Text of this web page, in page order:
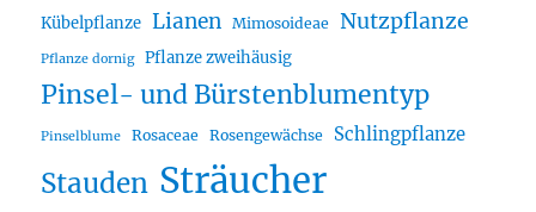
Kübelpflanze Lianen Mimosoideae Nutzpflanze
Pflanze dornig Pflanze zweihäusig
Pinsel- und Bürstenblumentyp
Pinselblume Rosaceae Rosengewächse Schlingpflanze
Stauden Sträucher